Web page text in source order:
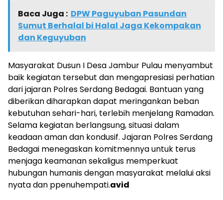
Baca Juga : DPW Paguyuban Pasundan
Sumut Berhalal bi Halal Jaga Kekompakan
dan Keguyuban
Masyarakat Dusun I Desa Jambur Pulau menyambut
baik kegiatan tersebut dan mengapresiasi perhatian
dari jajaran Polres Serdang Bedagai. Bantuan yang
diberikan diharapkan dapat meringankan beban
kebutuhan sehari-hari, terlebih menjelang Ramadan.
Selama kegiatan berlangsung, situasi dalam
keadaan aman dan kondusif. Jajaran Polres Serdang
Bedagai menegaskan komitmennya untuk terus
menjaga keamanan sekaligus memperkuat
hubungan humanis dengan masyarakat melalui aksi
nyata dan ppenuhempati.avid